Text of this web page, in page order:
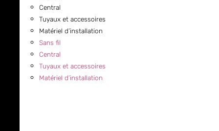
Central
Tuyaux et accessoires
Matériel d’installation
Sans fil
Central
Tuyaux et accessoires
Matériel d’installation